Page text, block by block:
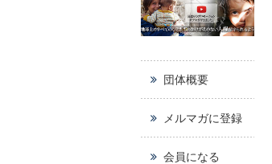
団体概要
メルマガに登録
会員になる